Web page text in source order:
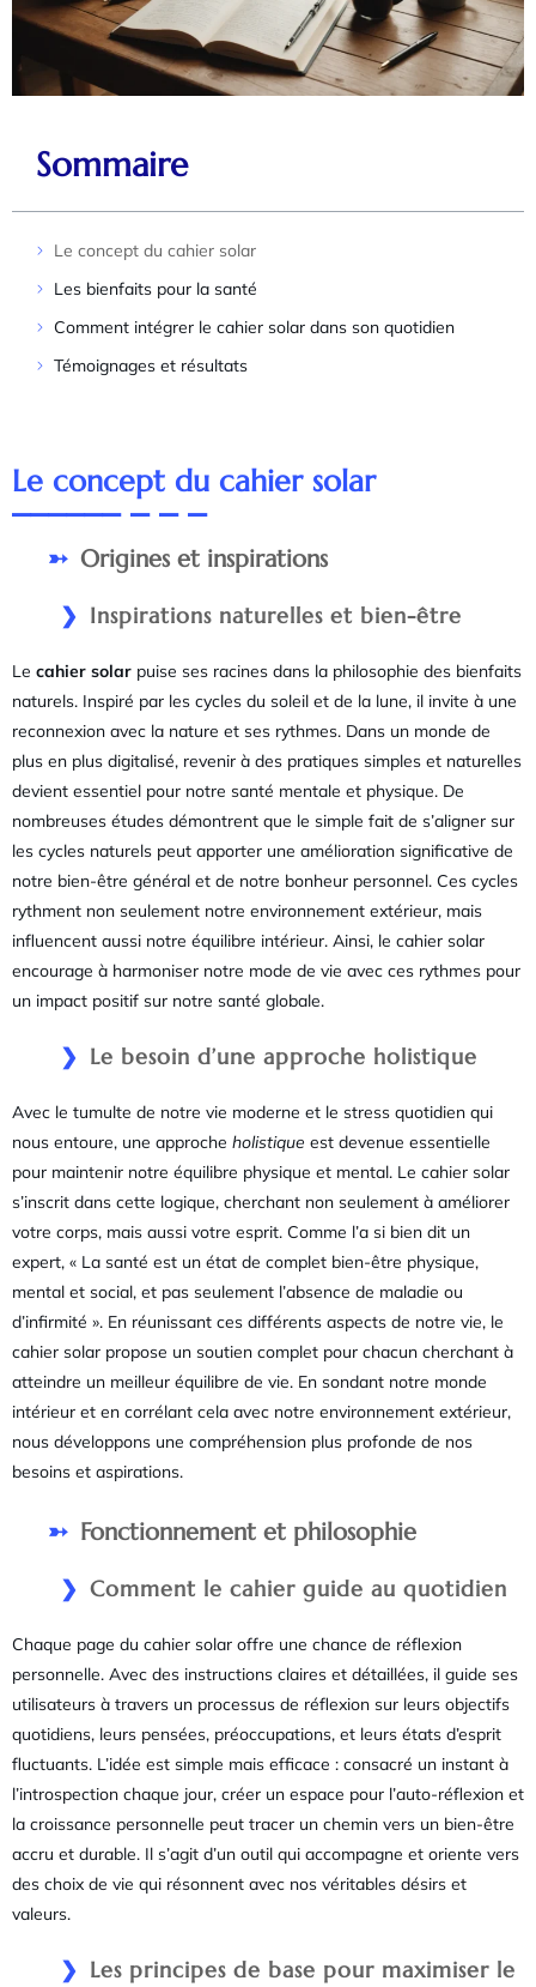
Sommaire
Le concept du cahier solar
Les bienfaits pour la santé
Comment intégrer le cahier solar dans son quotidien
Témoignages et résultats
Le concept du cahier solar
Origines et inspirations
Inspirations naturelles et bien-être
Le cahier solar puise ses racines dans la philosophie des bienfaits
naturels. Inspiré par les cycles du soleil et de la lune, il invite à une
reconnexion avec la nature et ses rythmes. Dans un monde de
plus en plus digitalisé, revenir à des pratiques simples et naturelles
devient essentiel pour notre santé mentale et physique. De
nombreuses études démontrent que le simple fait de s’aligner sur
les cycles naturels peut apporter une amélioration significative de
notre bien-être général et de notre bonheur personnel. Ces cycles
rythment non seulement notre environnement extérieur, mais
influencent aussi notre équilibre intérieur. Ainsi, le cahier solar
encourage à harmoniser notre mode de vie avec ces rythmes pour
un impact positif sur notre santé globale.
Le besoin d’une approche holistique
Avec le tumulte de notre vie moderne et le stress quotidien qui
nous entoure, une approche holistique est devenue essentielle
pour maintenir notre équilibre physique et mental. Le cahier solar
s’inscrit dans cette logique, cherchant non seulement à améliorer
votre corps, mais aussi votre esprit. Comme l’a si bien dit un
expert, « La santé est un état de complet bien-être physique,
mental et social, et pas seulement l’absence de maladie ou
d’infirmité ». En réunissant ces différents aspects de notre vie, le
cahier solar propose un soutien complet pour chacun cherchant à
atteindre un meilleur équilibre de vie. En sondant notre monde
intérieur et en corrélant cela avec notre environnement extérieur,
nous développons une compréhension plus profonde de nos
besoins et aspirations.
Fonctionnement et philosophie
Comment le cahier guide au quotidien
Chaque page du cahier solar offre une chance de réflexion
personnelle. Avec des instructions claires et détaillées, il guide ses
utilisateurs à travers un processus de réflexion sur leurs objectifs
quotidiens, leurs pensées, préoccupations, et leurs états d’esprit
fluctuants. L’idée est simple mais efficace : consacré un instant à
l’introspection chaque jour, créer un espace pour l’auto-réflexion et
la croissance personnelle peut tracer un chemin vers un bien-être
accru et durable. Il s’agit d’un outil qui accompagne et oriente vers
des choix de vie qui résonnent avec nos véritables désirs et
valeurs.
Les principes de base pour maximiser le